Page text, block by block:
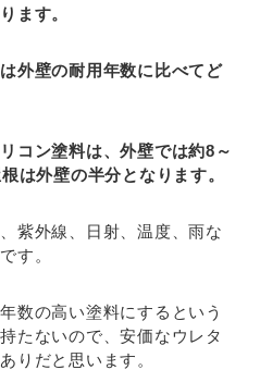
ます。
外壁の耐用年数に比べてど
コン塗料は、外壁では約8～
は外壁の半分となります。
紫外線、日射、温度、雨な
す。
数の高い塗料にするという
たないので、安価なウレタ
りだと思います。